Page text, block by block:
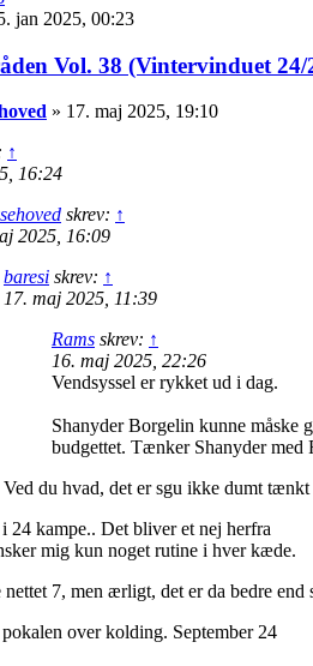
jan 2025, 00:23
Vol. 38 (Vintervinduet 24/
» 17. maj 2025, 19:10
↑
16:24
skrev: ↑
2025, 16:09
baresi skrev: ↑
17. maj 2025, 11:39
Rams skrev: ↑
16. maj 2025, 22:26
Vendsyssel er rykket ud i dag.
Shanyder Borgelin kunne måske
budgettet. Tænker Shanyder
Ved du hvad, det er sgu ikke dumt
24 kampe.. Det bliver et nej herfra
mig kun noget rutine i hver kæde.
7, men ærligt, det er da bedre
over kolding. September 24